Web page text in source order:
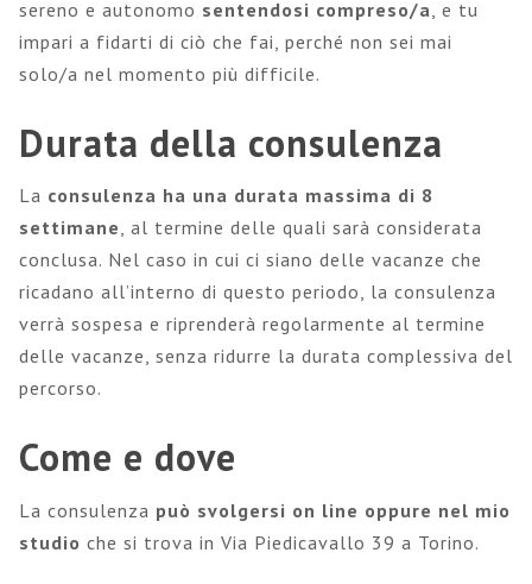
sereno e autonomo sentendosi compreso/a , e tu
impari a fidarti di ciò che fai, perché non sei mai
solo/a nel momento più difficile.
Durata della consulenza
La consulenza ha una durata massima di 8
settimane, al termine delle quali sarà considerata
conclusa. Nel caso in cui ci siano delle vacanze che
ricadano all’interno di questo periodo, la consulenza
verrà sospesa e riprenderà regolarmente al termine
delle vacanze, senza ridurre la durata complessiva del
percorso.
Come e dove
La consulenza può svolgersi on line oppure nel mio
studio che si trova in Via Piedicavallo 39 a Torino.